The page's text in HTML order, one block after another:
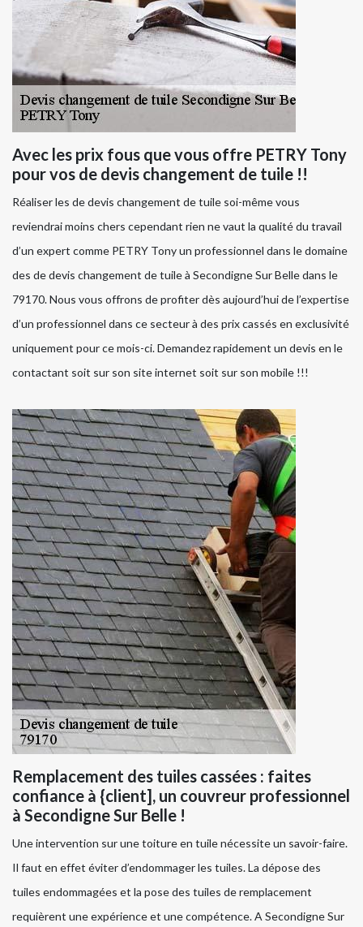
Avec les prix fous que vous offre PETRY Tony
pour vos de devis changement de tuile !!
Réaliser les de devis changement de tuile soi-même vous
reviendrai moins chers cependant rien ne vaut la qualité du travail
d’un expert comme PETRY Tony un professionnel dans le domaine
des de devis changement de tuile à Secondigne Sur Belle dans le
79170. Nous vous offrons de profiter dès aujourd’hui de l’expertise
d’un professionnel dans ce secteur à des prix cassés en exclusivité
uniquement pour ce mois-ci. Demandez rapidement un devis en le
contactant soit sur son site internet soit sur son mobile !!!
Remplacement des tuiles cassées : faites
confiance à {client], un couvreur professionnel
à Secondigne Sur Belle !
Une intervention sur une toiture en tuile nécessite un savoir-faire.
Il faut en effet éviter d’endommager les tuiles. La dépose des
tuiles endommagées et la pose des tuiles de remplacement
requièrent une expérience et une compétence. A Secondigne Sur